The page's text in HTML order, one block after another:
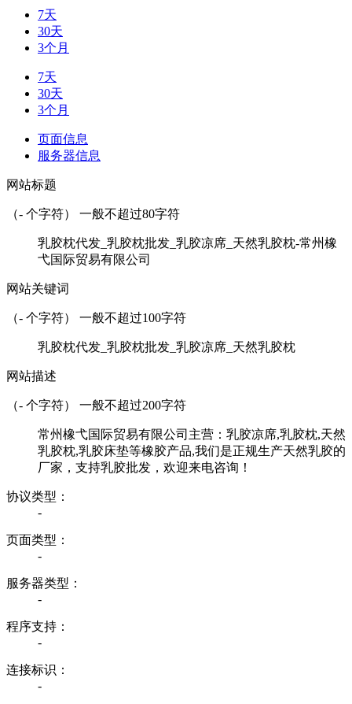
7天
30天
3个月
7天
30天
3个月
页面信息
服务器信息
网站标题
（- 个字符） 一般不超过80字符
乳胶枕代发_乳胶枕批发_乳胶凉席_天然乳胶枕-常州橡
弋国际贸易有限公司
网站关键词
（- 个字符） 一般不超过100字符
乳胶枕代发_乳胶枕批发_乳胶凉席_天然乳胶枕
网站描述
（- 个字符） 一般不超过200字符
常州橡弋国际贸易有限公司主营：乳胶凉席,乳胶枕,天然
乳胶枕,乳胶床垫等橡胶产品,我们是正规生产天然乳胶的
厂家，支持乳胶批发，欢迎来电咨询！
协议类型：
-
页面类型：
-
服务器类型：
-
程序支持：
-
连接标识：
-